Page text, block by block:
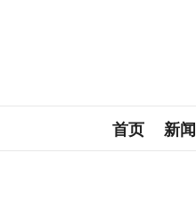
首页 新闻